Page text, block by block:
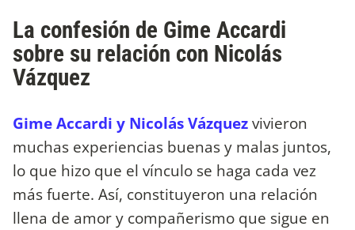
La confesión de Gime Accardi
sobre su relación con Nicolás
Vázquez
Gime Accardi y Nicolás Vázquezvivieron
muchas experiencias buenas y malas juntos,
lo que hizo que el vínculo se haga cada vez
más fuerte. Así, constituyeron una relación
llena de amor y compañerismo que sigue en